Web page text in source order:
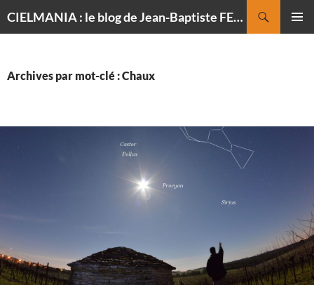
CIELMANIA : le blog de Jean-Baptiste FELDMANN, photographe du ciel
Archives par mot-clé : Chaux